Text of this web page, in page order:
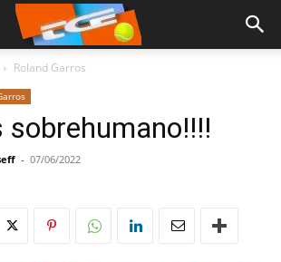
Roland Garros
sobrehumano!!!!
- 07/06/2022